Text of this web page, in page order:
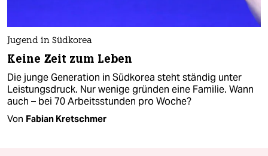
Jugend in Südkorea
Keine Zeit zum Leben
Die junge Generation in Südkorea steht ständig unter
Leistungsdruck. Nur wenige gründen eine Familie. Wann
auch – bei 70 Arbeitsstunden pro Woche?
Von Fabian Kretschmer